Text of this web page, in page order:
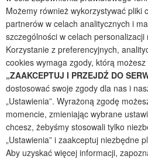
projekty domów - autorska pracownia
przez arch. Barbarę Mendel
Z uwagi na ciągłe doskonalenie procesu
normą ISO 9001), prezentowane na
nieznacznie różnić się od dokumentacji
Informujemy, iż w celu optymalizacji treści
dostosowania ich do Państwa
informacji zapisanych za pomocą plików
końcowych użytkowników. Pliki cookies
pomocą ustawień swojej przeglądarki
naszego serwisu internetowego, bez
internetowej oznacza, iż użytkownik
Więcej informacji zawartych jest w polityce
Możemy również wykorzystywać pliki
partnerów w celach analitycznych i
szczególności w celach
Korzystanie z preferencyjnych,
cookies wymaga zgody, którą
„ZAAKCEPTUJ I PRZEJDŹ DO
dostosować swoje zgody dla nas i
„Ustawienia”. Wyrażoną zgodę
momencie, zmieniając wybrane
chcesz, żebyśmy stosowali tylko
„Ustawienia” i zaakceptuj niezbędne
Aby uzyskać więcej informacji,